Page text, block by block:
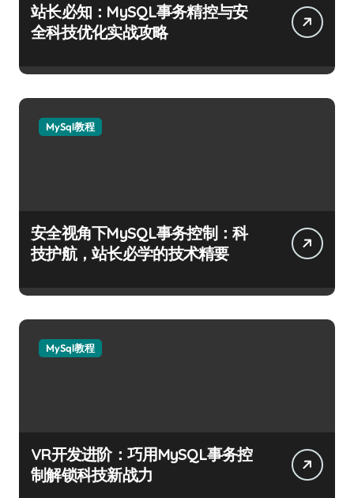
站长必知：MySQL事务精控与安
全科技优化实战攻略
MySql教程
安全视角下MySQL事务控制：科
技护航，站长必学的技术精要
MySql教程
VR开发进阶：巧用MySQL事务控
制解锁科技新战力